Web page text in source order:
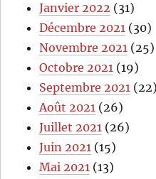
Janvier 2022 (31)
Décembre 2021 (30)
Novembre 2021 (25)
Octobre 2021 (19)
Septembre 2021 (22)
Août 2021 (26)
Juillet 2021 (26)
Juin 2021 (15)
Mai 2021 (13)